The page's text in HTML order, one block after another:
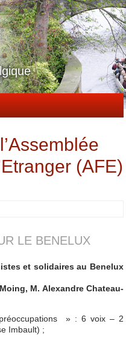
(AFE)
LE BENELUX
et solidaires au Benelux
M. Alexandre Chateau-
» : 6 voix – 2
Imbault) ;